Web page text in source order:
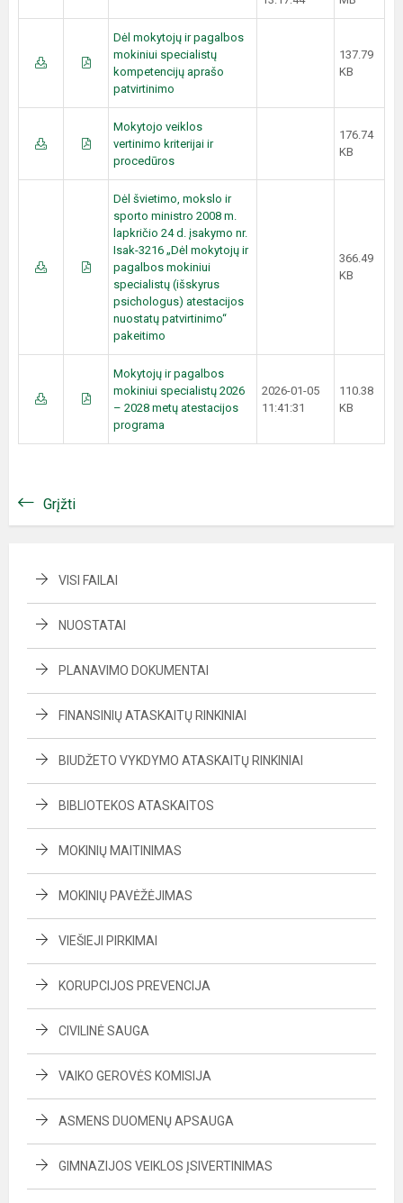
Dėl mokytojų ir pagalbos
mokiniui specialistų
kompetencijų aprašo
patvirtinimo
137.79
KB
Mokytojo veiklos
vertinimo kriterijai ir
procedūros
176.74
KB
Dėl švietimo, mokslo ir
sporto ministro 2008 m.
lapkričio 24 d. įsakymo nr.
Isak-3216 „Dėl mokytojų ir
pagalbos mokiniui
specialistų (išskyrus
psichologus) atestacijos
nuostatų patvirtinimo“
pakeitimo
366.49
KB
Mokytojų ir pagalbos
mokiniui specialistų 2026
– 2028 metų atestacijos
programa
2026-01-05
11:41:31
110.38
KB
Grįžti
VISI FAILAI
NUOSTATAI
PLANAVIMO DOKUMENTAI
FINANSINIŲ ATASKAITŲ RINKINIAI
BIUDŽETO VYKDYMO ATASKAITŲ RINKINIAI
BIBLIOTEKOS ATASKAITOS
MOKINIŲ MAITINIMAS
MOKINIŲ PAVĖŽĖJIMAS
VIEŠIEJI PIRKIMAI
KORUPCIJOS PREVENCIJA
CIVILINĖ SAUGA
VAIKO GEROVĖS KOMISIJA
ASMENS DUOMENŲ APSAUGA
GIMNAZIJOS VEIKLOS ĮSIVERTINIMAS